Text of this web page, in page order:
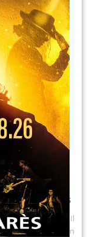
pour profiter
inclusive, que
sur la
encore à
bordant l’Agly.
du casque est
explicative
utilisateur afin
rapide et une
ses habitants
technique. Il
du Barcarès en